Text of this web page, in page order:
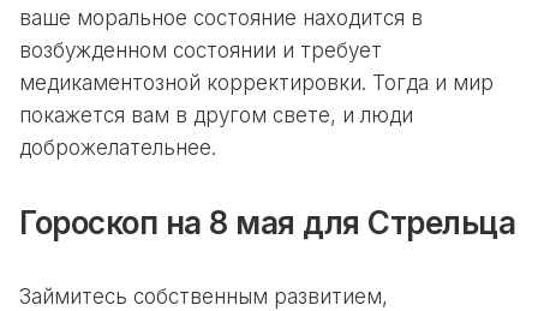
ваше моральное состояние находится в
возбужденном состоянии и требует
медикаментозной корректировки. Тогда и мир
покажется вам в другом свете, и люди
доброжелательнее.
Гороскоп на 8 мая для Стрельца
Займитесь собственным развитием,